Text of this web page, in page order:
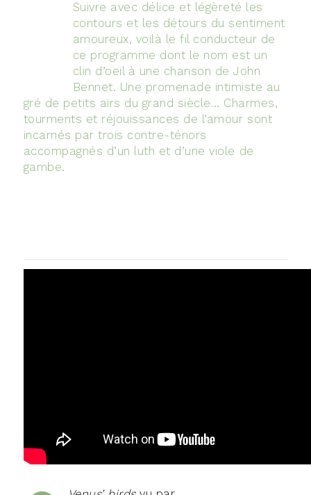
Suivre avec délice et légèreté les
contours et les détours du sentiment
amoureux, voilà le fil conducteur de
ce programme dont le nom est un
clin d’oeil à une chanson de John
Bennet. Une promenade intimiste au
gré de petits airs du grand siècle… Charmes,
tourments et réjouissances de l’amour sont
incarnés par trois contre-ténors
accompagnés d’un luth et d’une viole de
gambe.